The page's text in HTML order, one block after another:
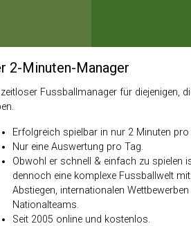
2-Minuten-Manager
zeitloser Fussballmanager für diejenigen,
Erfolgreich spielbar in nur 2 Minuten pro
Nur eine Auswertung pro Tag.
Obwohl er schnell & einfach zu spielen
dennoch eine komplexe Fussballwelt
Abstiegen, internationalen Wettbewerben
Nationalteams.
Seit 2005 online und kostenlos.